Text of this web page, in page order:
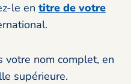
le en titre de votre
votre nom complet, en
supérieure.